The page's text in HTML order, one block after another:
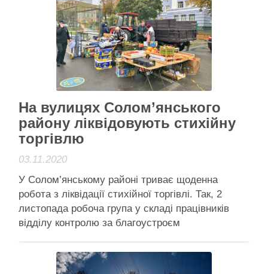
вісім шкіл. А також на дистанційному навчанні
449 класів у 133 школах …
Читати далі
Активісти району
На вулицях Солом’янського
району ліквідовують стихійну
торгівлю
03.11.2020
У Солом’янському районі триває щоденна
робота з ліквідації стихійної торгівлі. Так, 2
листопада робоча група у складі працівників
відділу контролю за благоустроєм
управління поліції провели рейди ст. м.
«Політехнічний інститут»; пров. Політехнічний,